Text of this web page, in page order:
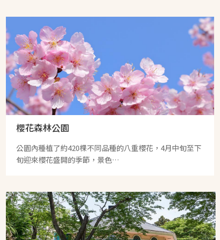
櫻花森林公園
公園內種植了約420棵不同品種的八重櫻花，4月中旬至下
旬迎來櫻花盛開的季節，景色…